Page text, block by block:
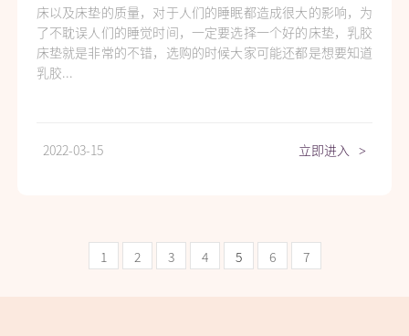
床以及床垫的质量，对于人们的睡眠都造成很大的影响，为
了不耽误人们的睡觉时间，一定要选择一个好的床垫，乳胶
床垫就是非常的不错，选购的时候大家可能还都是想要知道
乳胶...
2022-03-15 立即进入 >
1 2 3 4 5 6 7